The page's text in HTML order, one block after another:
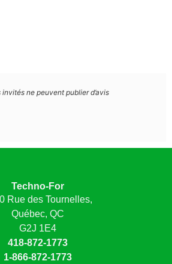
invités ne peuvent publier d’avis
Techno-For
Rue des Tournelles,
Québec, QC
G2J 1E4
418-872-1773
1-866-872-1773